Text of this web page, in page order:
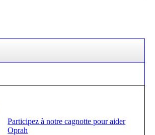
Participez à notre cagnotte pour aider
Oprah